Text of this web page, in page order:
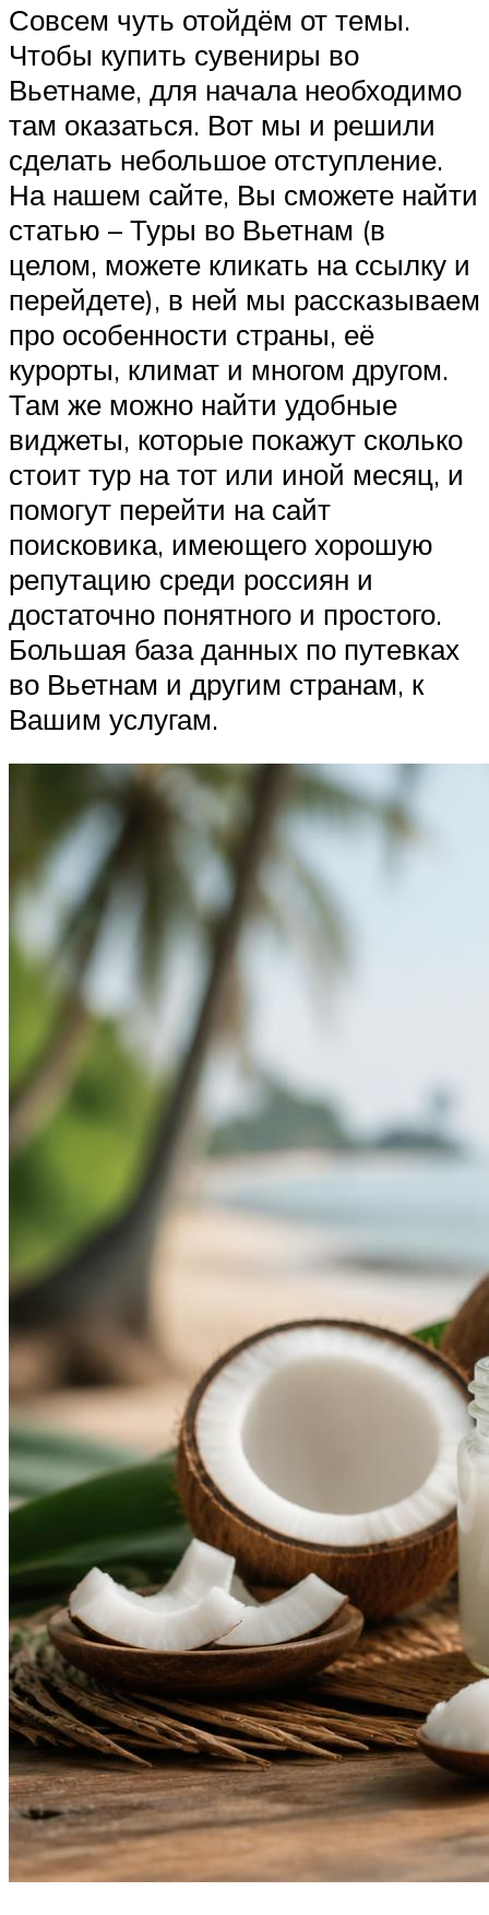
Совсем чуть отойдём от темы.
Чтобы купить сувениры во
Вьетнаме, для начала необходимо
там оказаться. Вот мы и решили
сделать небольшое отступление.
На нашем сайте, Вы сможете найти
статью – Туры во Вьетнам (в
целом, можете кликать на ссылку и
перейдете), в ней мы рассказываем
про особенности страны, её
курорты, климат и многом другом.
Там же можно найти удобные
виджеты, которые покажут сколько
стоит тур на тот или иной месяц, и
помогут перейти на сайт
поисковика, имеющего хорошую
репутацию среди россиян и
достаточно понятного и простого.
Большая база данных по путевках
во Вьетнам и другим странам, к
Вашим услугам.